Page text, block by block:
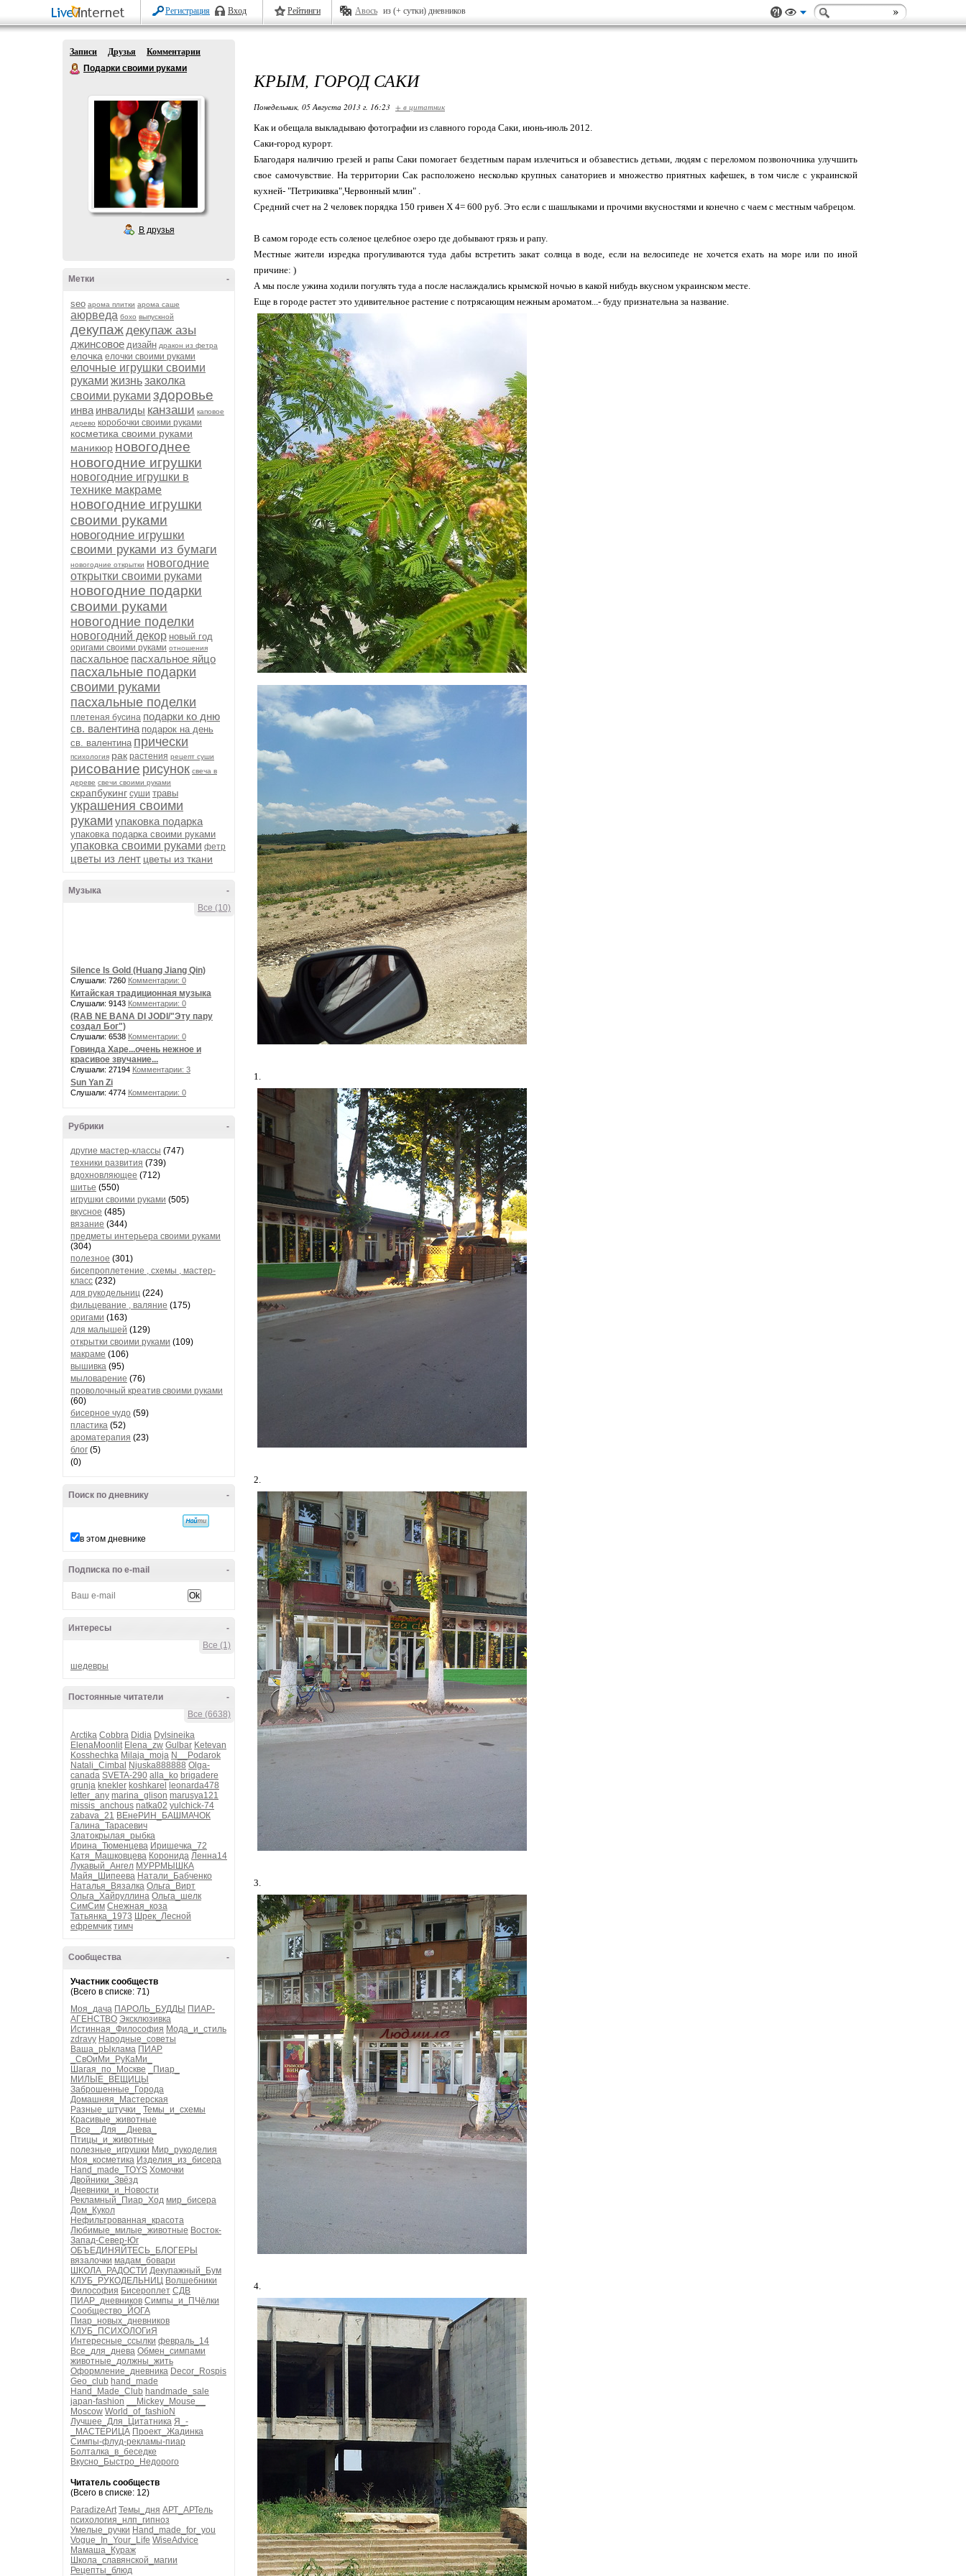
Регистрация Вход Рейтинги Авось из (+ сутки) дневников
Записи Друзья
Комментарии
Подарки своими руками
В друзья
-
Метки
seo арома плитки арома саше
аюрведа бохо выпускной
декупаждекупаж азы
джинсовое дизайн дракон из фетра
елочка елочки своими руками
елочные игрушки своими
руками жизньзаколка
своими руками здоровье
инва инвалиды канзаши каповое
дерево коробочки своими руками
косметика своими руками
маникюр новогоднее
новогодние игрушки
новогодние игрушки в
технике макраме
новогодние игрушки
своими руками
новогодние игрушки
своими руками из бумаги
новогодние открытки новогодние
открытки своими руками
новогодние подарки
своими руками
новогодние поделки
новогодний декор новый год
оригами своими руками отношения
пасхальное пасхальное яйцо
пасхальные подарки
своими руками
пасхальные поделки
плетеная бусина подарки ко дню
св. валентина подарок на день
св. валентина прически
психология рак растения рецепт суши
рисование рисунок свеча в
дереве свечи своими руками
скрапбукинг суши травы
украшения своими
руками упаковка подарка
упаковка подарка своими руками
упаковка своими руками фетр
цветы из лент цветы из ткани
-
Музыка
Все (10)
Silence Is Gold (Huang Jiang Qin)
Слушали: 7260 Комментарии: 0
Китайская традиционная музыка
Слушали: 9143 Комментарии: 0
(RAB NE BANA DI JODI/"Эту пару
создал Бог")
Слушали: 6538 Комментарии: 0
Говинда Харе...очень нежное и
красивое звучание...
Слушали: 27194 Комментарии: 3
Sun Yan Zi
Слушали: 4774 Комментарии: 0
-
Рубрики
другие мастер-классы (747)
техники развития (739)
вдохновляющее (712)
шитье (550)
игрушки своими руками (505)
вкусное (485)
вязание (344)
предметы интерьера своими руками
(304)
полезное (301)
бисепроплетение , схемы , мастер-
класс (232)
для рукодельниц (224)
фильцевание , валяние (175)
оригами (163)
для малышей (129)
открытки своими руками (109)
макраме (106)
вышивка (95)
мыловарение (76)
проволочный креатив своими руками
(60)
бисерное чудо (59)
пластика (52)
ароматерапия (23)
блог (5)
(0)
-
Поиск по дневнику
в этом дневнике
-
Подписка по e-mail
-
Интересы
Все (1)
шедевры
-
Постоянные читатели
Все (6638)
Arctika Cobbra Didia Dylsineika
ElenaMoonlit Elena_zw Gulbar Ketevan
Kosshechka Milaja_moja N__Podarok
Natali_Cimbal Njuska888888 Olga-
canada SVETA-290 alla_ko brigadere
grunja knekler koshkarel
leonarda478
letter_any marina_glison marusya121
missis_anchous natka02 yulchick-74
zabava_21 ВЕнеРИН_БАШМАЧОК
Галина_Тарасевич
Златокрылая_рыбка
Ирина_Тюменцева Иришечка_72
Катя_Машковцева Коронида Ленна14
Лукавый_Ангел МУРРМЫШКА
Майя_Шипеева Натали_Бабченко
Наталья_Вязалка Ольга_Вирт
Ольга_Хайруллина Ольга_шелк
СимСим Снежная_коза
Татьянка_1973 Шрек_Лесной
ефремчик тимч
-
Сообщества
Участник сообществ
(Всего в списке: 71)
Моя_дача ПАРОЛЬ_БУДДЫ ПИАР-
АГЕНСТВО Эксклюзивка
Истинная_Философия Мода_и_стиль
zdravy Народные_советы
Ваша_рЫклама ПИАР
_СвОиМи_РуКаМи_
Шагая_по_Москве
_Пиар_
МИЛЫЕ_ВЕЩИЦЫ
Заброшенные_Города
Домашняя_Мастерская
Разные_штучки_
Темы_и_схемы
Красивые_животные
_Все__Для__Днева_
Птицы_и_животные
полезные_игрушки Мир_рукоделия
Моя_косметика Изделия_из_бисера
Hand_made_TOYS Хомочки
Двойники_Звёзд
Дневники_и_Новости
Рекламный_Пиар_Ход мир_бисера
Дом_Кукол
Нефильтрованная_красота
Любимые_милые_животные Восток-
Запад-Север-Юг
ОБЪЕДИНЯЙТЕСЬ_БЛОГЕРЫ
вязалочки мадам_бовари
ШКОЛА_РАДОСТИ Декупажный_Бум
КЛУБ_РУКОДЕЛЬНИЦ Волшебники
Философия Бисероплет СДВ
ПИАР_дневников Симпы_и_ПЧёлки
Сообщество_ЙОГА
Пиар_новых_дневников
КЛУБ_ПСИХОЛОГиЯ
Интересные_ссылки февраль_14
Все_для_днева Обмен_симпами
животные_должны_жить
Оформление_дневника Decor_Rospis
Geo_club hand_made
Hand_Made_Club handmade_sale
japan-fashion
__Mickey_Mouse__
Moscow World_of_fashioN
Лучшее_Для_Цитатника Я_-
_МАСТЕРИЦА Проект_Жадинка
Симпы-флуд-рекламы-пиар
Болталка_в_беседке
Вкусно_Быстро_Недорого
Читатель сообществ
(Всего в списке: 12)
ParadizeArt Темы_дня АРТ_АРТель
психология_нлп_гипноз
Умелые_ручки Hand_made_for_you
Vogue_In_Your_Life WiseAdvice
Мамаша_Кураж
Школа_славянской_магии
Рецепты_блюд
КРЫМ, ГОРОД САКИ
Понедельник, 05 Августа 2013 г. 16:23 + в цитатник
Как и обещала выкладываю фотографии из славного города Саки, июнь-июль 2012.
Саки-город курорт.
Благодаря наличию грезей и рапы Саки помогает бездетным парам излечиться и обзавестись детьми, людям с переломом позвоночника улучшить
свое самочувствие. На территории Сак расположено несколько крупных санаториев и множество приятных кафешек, в том числе с украинской
кухней- "Петрикивка",Червонный млин" .
Средний счет на 2 человек порядка 150 гривен Х 4= 600 руб. Это если с шашлыками и прочими вкусностями и конечно с чаем с местным чабрецом.
В самом городе есть соленое целебное озеро где добывают грязь и рапу.
Местные жители изредка прогуливаются туда дабы встретить закат солнца в воде, если на велосипеде не хочется ехать на море или по иной
причине: )
А мы после ужина ходили погулять туда а после наслаждались крымской ночью в какой нибудь вкусном украинском месте.
Еще в городе растет это удивительное растение с потрясающим нежным ароматом...- буду признательна за название.
1.
2.
3.
4.